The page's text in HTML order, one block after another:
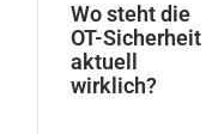
Wo steht die
OT-Sicherheit
aktuell
wirklich?